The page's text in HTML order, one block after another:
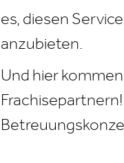
es, diesen
anzubieten.
Und hier